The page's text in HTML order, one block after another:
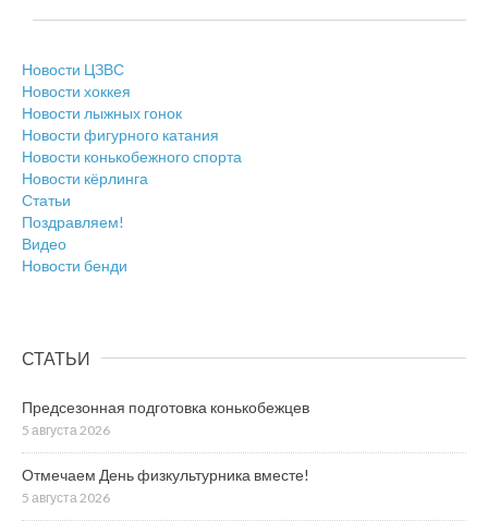
Новости ЦЗВС
Новости хоккея
Новости лыжных гонок
Новости фигурного катания
Новости конькобежного спорта
Новости кёрлинга
Статьи
Поздравляем!
Видео
Новости бенди
СТАТЬИ
Предсезонная подготовка конькобежцев
5 августа 2026
Отмечаем День физкультурника вместе!
5 августа 2026